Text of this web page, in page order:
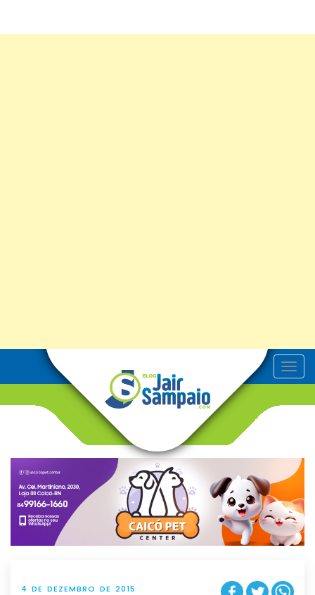
T
o
v
g
t
i
o
n
4 DE DEZEMBRO DE 2015